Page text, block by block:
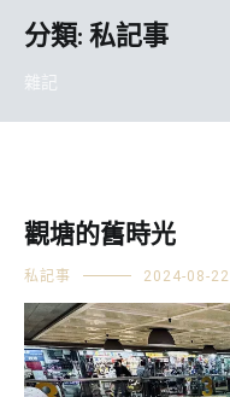
分類:私記事
雜記
觀塘的舊時光
私記事 2024-08-22